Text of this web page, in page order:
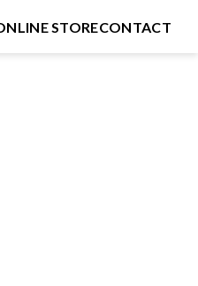
STORECONTACT